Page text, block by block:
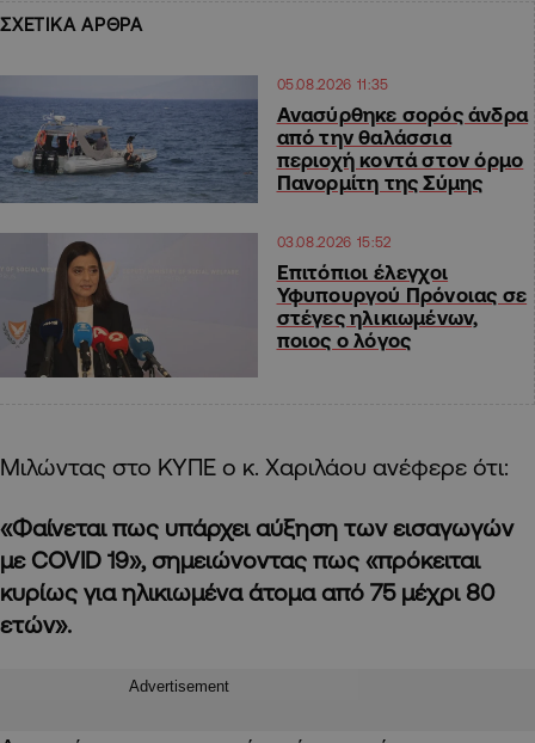
ΣΧΕΤΙΚΑ ΑΡΘΡΑ
05.08.2026 11:35
Ανασύρθηκε σορός άνδρα
από την θαλάσσια
περιοχή κοντά στον όρμο
Πανορμίτη της Σύμης
03.08.2026 15:52
Επιτόπιοι έλεγχοι
Υφυπουργού Πρόνοιας σε
στέγες ηλικιωμένων,
ποιος ο λόγος
Μιλώντας στο ΚΥΠΕ ο κ. Χαριλάου ανέφερε ότι:
«Φαίνεται πως υπάρχει αύξηση των εισαγωγών
με COVID 19», σημειώνοντας πως «πρόκειται
κυρίως για ηλικιωμένα άτομα από 75 μέχρι 80
ετών».
Advertisement